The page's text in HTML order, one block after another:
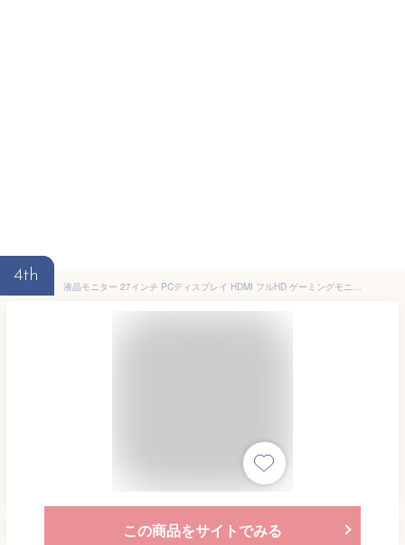
4th
液晶モニター 27インチ PCディスプレイ HDMI フルHD ゲーミングモニター PC パソコン ノングレア 非光沢 IPS ブルーライト カット 100Hz 1920×1080 Full HD DP USB Type-c スピーカー内蔵 ヘッドホン端子 薄型 アーム 対応 VESA マウント 会議
この商品をサイトでみる